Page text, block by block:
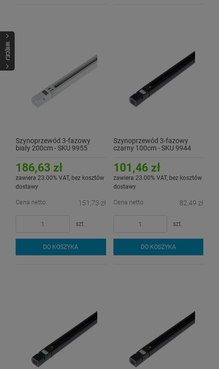
WIĘCEJ
Szynoprzewód 3-fazowy
biały 200cm - SKU 9955
186,63 zł
zawiera 23.00% VAT, bez kosztów
dostawy
Cena netto: 151,73 zł
szt.
DO KOSZYKA
Szynoprzewód 3-fazowy
czarny 100cm - SKU 9944
101,46 zł
zawiera 23.00% VAT, bez kosztów
dostawy
Cena netto: 82,49 zł
szt.
DO KOSZYKA